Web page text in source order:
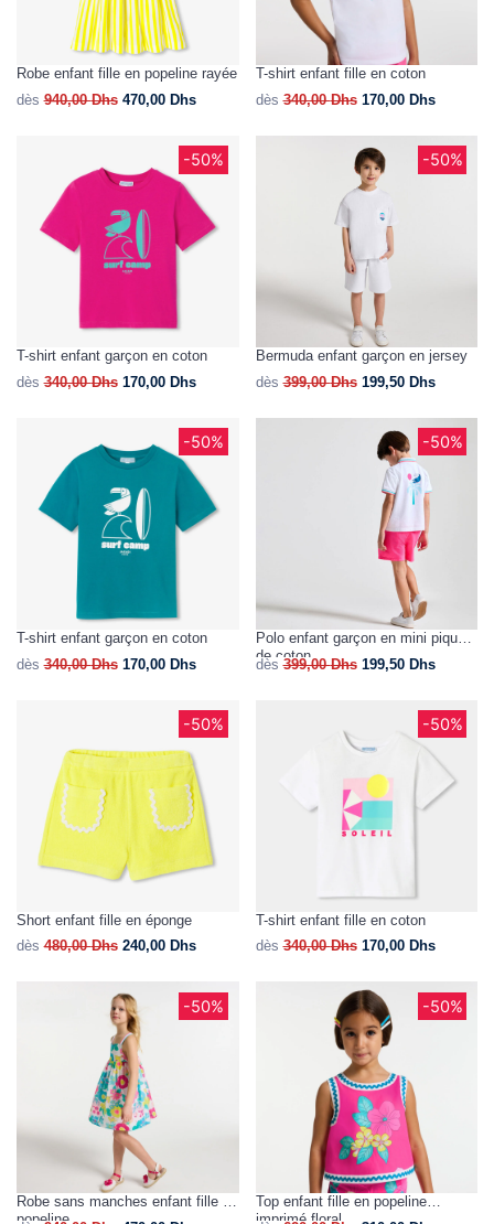
Robe enfant fille en popeline rayée
dès 940,00Dhs 470,00 Dhs
T-shirt enfant fille en coton
dès 340,00Dhs 170,00 Dhs
-50%
T-shirt enfant garçon en coton
dès 340,00Dhs 170,00 Dhs
-50%
Bermuda enfant garçon en jersey
dès 399,00Dhs 199,50 Dhs
-50%
T-shirt enfant garçon en coton
dès 340,00Dhs 170,00 Dhs
-50%
Polo enfant garçon en mini piqué
de coton
dès 399,00Dhs 199,50 Dhs
-50%
Short enfant fille en éponge
dès 480,00Dhs 240,00 Dhs
-50%
T-shirt enfant fille en coton
dès 340,00Dhs 170,00 Dhs
-50%
Robe sans manches enfant fille en
popeline
-50%
Top enfant fille en popeline
imprimé floral